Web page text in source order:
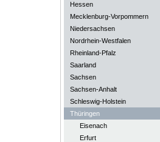
Hessen
Mecklenburg-Vorpommern
Niedersachsen
Nordrhein-Westfalen
Rheinland-Pfalz
Saarland
Sachsen
Sachsen-Anhalt
Schleswig-Holstein
Thüringen
Eisenach
Erfurt